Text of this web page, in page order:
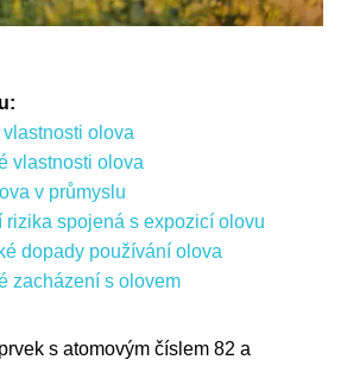
olova
vlastnosti olova
v průmyslu
rizika spojená s expozicí olovu
dopady používání olova
zacházení s olovem
s atomovým číslem 82 a